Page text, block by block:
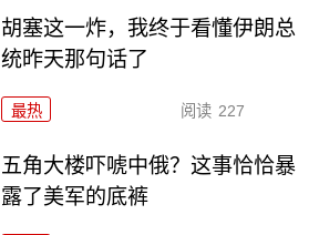
胡塞这一炸，我终于看懂伊朗总
统昨天那句话了
最热 阅读 227
五角大楼吓唬中俄？这事恰恰暴
露了美军的底裤